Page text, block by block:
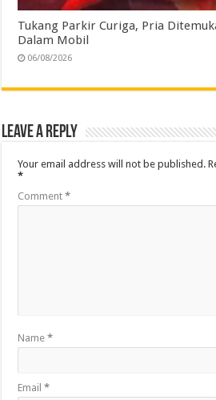
Tukang Parkir Curiga, Pria
Dalam Mobil
06/08/2026
Leave a Reply
Your email address will not be published.
*
Comment*
Name*
Email*